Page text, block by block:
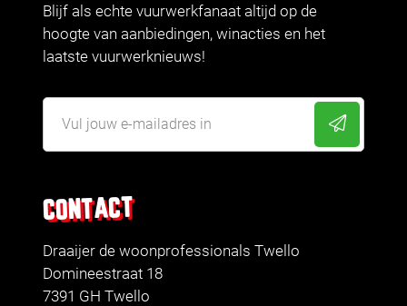
CONTACT
Draaijer de woonprofessionals Twello
Domineestraat 18
7391 GH Twello
Blijf als echte vuurwerkfanaat altijd op de
hoogte van aanbiedingen, winacties en het
laatste vuurwerknieuws!